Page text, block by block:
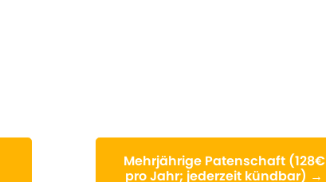
Mehrjährige Patenschaft (128€
pro Jahr; jederzeit kündbar) →